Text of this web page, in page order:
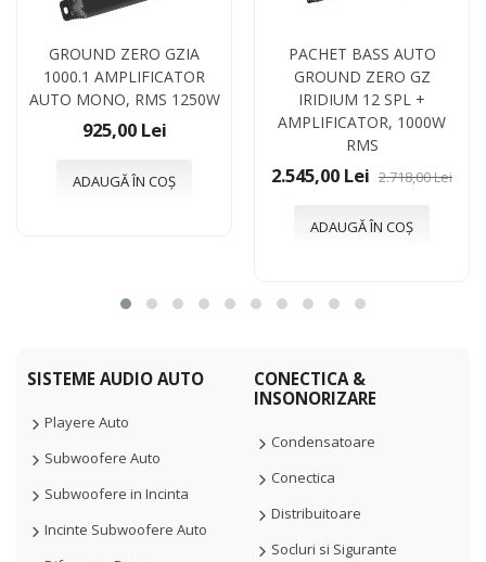
GROUND ZERO GZIA
1000.1 AMPLIFICATOR
AUTO MONO, RMS 1250W
925,00 Lei
ADAUGĂ ÎN COȘ
PACHET BASS AUTO
GROUND ZERO GZ
IRIDIUM 12 SPL +
AMPLIFICATOR, 1000W
RMS
2.545,00 Lei 2.718,00 Lei
ADAUGĂ ÎN COȘ
SISTEME AUDIO AUTO
Playere Auto
Subwoofere Auto
Subwoofere in Incinta
Incinte Subwoofere Auto
CONECTICA &
INSONORIZARE
Condensatoare
Conectica
Distribuitoare
Socluri si Sigurante